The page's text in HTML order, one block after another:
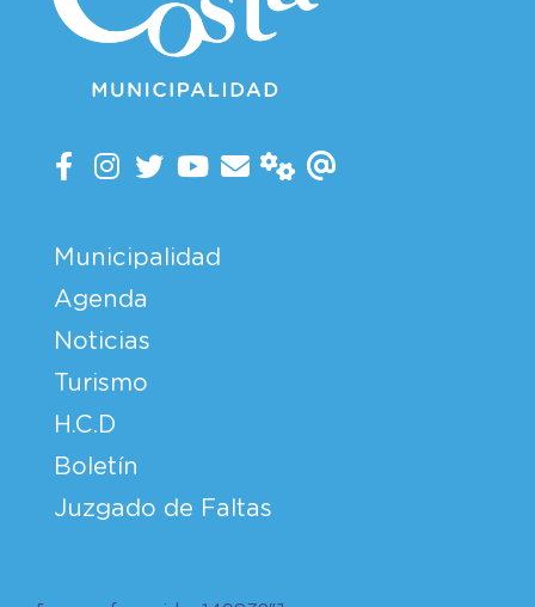
Municipalidad
Agenda
Noticias
Turismo
H.C.D
Boletín
Juzgado de Faltas